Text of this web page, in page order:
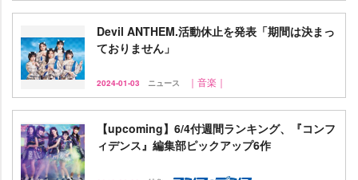
Devil ANTHEM.活動休止を発表「期間は決まっ
ておりません」
2024-01-03 ニュース ｜音楽｜
【upcoming】6/4付週間ランキング、『コンフ
ィデンス』編集部ピックアップ6作